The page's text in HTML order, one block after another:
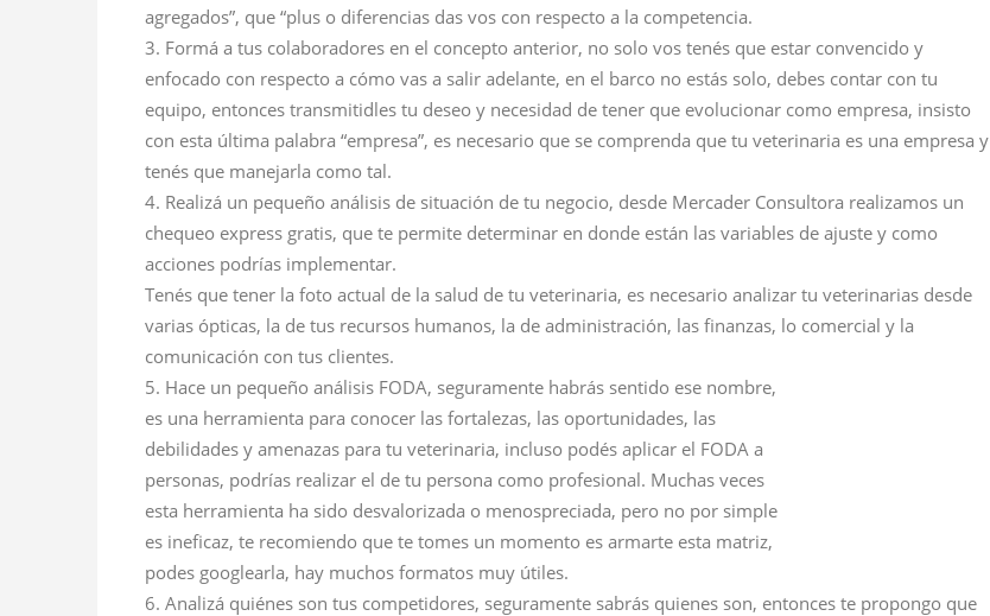
agregados”, que “plus o diferencias das vos con respecto a la competencia.
Formá a tus colaboradores en el concepto anterior, no solo vos tenés que estar convencido y
enfocado con respecto a cómo vas a salir adelante, en el barco no estás solo, debes contar con tu
equipo, entonces transmitidles tu deseo y necesidad de tener que evolucionar como empresa, insisto
con esta última palabra “empresa”, es necesario que se comprenda que tu veterinaria es una empresa y
tenés que manejarla como tal.
Realizá un pequeño análisis de situación de tu negocio, desde Mercader Consultora realizamos un
chequeo express gratis, que te permite determinar en donde están las variables de ajuste y como
acciones podrías implementar.
Tenés que tener la foto actual de la salud de tu veterinaria, es necesario analizar tu veterinarias desde
varias ópticas, la de tus recursos humanos, la de administración, las finanzas, lo comercial y la
comunicación con tus clientes.
Hace un pequeño análisis FODA, seguramente habrás sentido ese nombre,
es una herramienta para conocer las fortalezas, las oportunidades, las
debilidades y amenazas para tu veterinaria, incluso podés aplicar el FODA a
personas, podrías realizar el de tu persona como profesional. Muchas veces
esta herramienta ha sido desvalorizada o menospreciada, pero no por simple
es ineficaz, te recomiendo que te tomes un momento es armarte esta matriz,
podes googlearla, hay muchos formatos muy útiles.
Analizá quiénes son tus competidores, seguramente sabrás quienes son, entonces te propongo que